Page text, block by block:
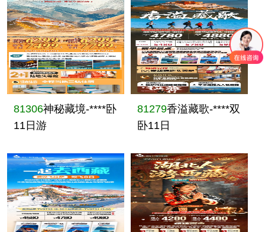
81306神秘藏境-****卧
11日游
81279香溢藏歌-****双
卧11日